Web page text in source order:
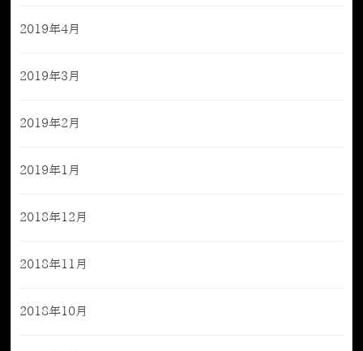
2019年4月
2019年3月
2019年2月
2019年1月
2018年12月
2018年11月
2018年10月